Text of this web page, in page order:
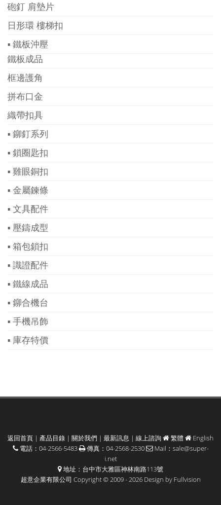
砲釘 肩墊片
日形環 樓梯扣
▪ 鐵板沖壓
鐵板成品
框邊護角
拼布口金
織帶扣具
▪ 鉚釘系列
▪ 鎖圈匙扣
▪ 雞眼銅扣
▪ 金屬鍊條
▪ 文具配件
▪ 壓鑄成型
▪ 箱包鎖扣
▪ 識證配件
▪ 鐵線成品
▪ 鉚合機台
▪ 手機吊飾
▪ 庫存特價
返回首頁 | 產品目錄 | 關於我們 | 最新訊息 | 線上諮詢 繁體
English
電話：04-2566-5483
傳真：04-2568-2530 Mail： sale@super-
i.net
地址：台中市大雅區神林南路113號
超意企業有限公司 Copyright © 2009 - 2026 Design by Fullvision